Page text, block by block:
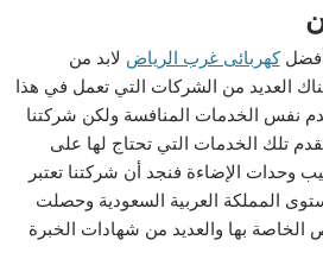
أفضلكهربائى غرب الرياض لابد من
العديد من الشركات التي تعمل في هذا
نفس الخدمات المنافسة ولكن شركتنا
تلك الخدمات التي تحتاج لها على
وحدات الإضاءة فنجد أن شركتنا تعتبر
المملكة العربية السعودية وحصلت
الخاصة بها والعديد من شهادات الخبرة